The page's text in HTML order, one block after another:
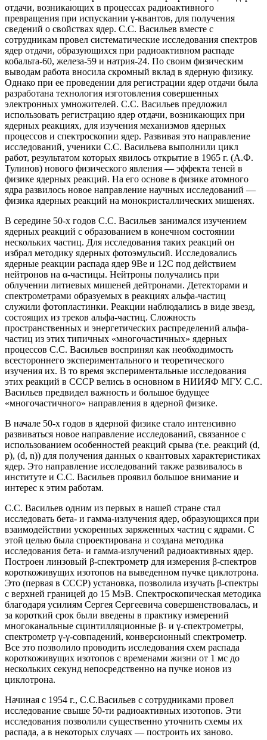
отдачи, возникающих в процессах радиоактивного
превращения при испускании γ-квантов, для получения
сведений о свойствах ядер. С.С. Васильев вместе с
сотрудникам провел систематические исследования спектров
ядер отдачи, образующихся при радиоактивном распаде
кобальта-60, железа-59 и натрия-24. По своим физическим
выводам работа вносила скромный вклад в ядерную физику.
Однако при ее проведении для регистрации ядер отдачи была
разработана технология изготовления совершенных
электронных умножителей. С.С. Васильев предложил
использовать регистрацию ядер отдачи, возникающих при
ядерных реакциях, для изучения механизмов ядерных
процессов и спектроскопии ядер. Развивая это направление
исследований, ученики С.С. Васильева выполнили цикл
работ, результатом которых явилось открытие в 1965 г. (А.Ф.
Тулинов) нового физического явления — эффекта теней в
физике ядерных реакций. На его основе в физике атомного
ядра развилось новое направление научных исследований —
физика ядерных реакций на монокристаллических мишенях.
В середине 50-х годов С.С. Васильев занимался изучением
ядерных реакций с образованием в конечном состоянии
нескольких частиц. Для исследования таких реакций он
избрал методику ядерных фотоэмульсий. Исследовались
ядерные реакции распада ядер 9Ве и 12С под действием
нейтронов на α-частицы. Нейтроны получались при
облучении литиевых мишеней дейтронами. Детекторами и
спектрометрами образуемых в реакциях альфа-частиц
служили фотопластинки. Реакции наблюдались в виде звезд,
состоящих из треков альфа-частиц. Сложность
пространственных и энергетических распределений альфа-
частиц из этих типичных «многочастичных» ядерных
процессов С.С. Васильев воспринял как необходимость
всестороннего экспериментального и теоретического
изучения их. В то время экспериментальные исследования
этих реакций в СССР велись в основном в НИИЯФ МГУ. С.С.
Васильев предвидел важность и большое будущее
«многочастичного» направления в ядерной физике.
В начале 50-х годов в ядерной физике стало интенсивно
развиваться новое направление исследований, связанное с
использованием особенностей реакций срыва (т.е. реакций (d,
р), (d, n)) для получения данных о квантовых характеристиках
ядер. Это направление исследований также развивалось в
институте и С.С. Васильев проявил большое внимание и
интерес к этим работам.
С.С. Васильев одним из первых в нашей стране стал
исследовать бета- и гамма-излучения ядер, образующихся при
взаимодействии ускоренных заряженных частиц с ядрами. С
этой целью была спроектирована и создана методика
исследования бета- и гамма-излучений радиоактивных ядер.
Построен линзовый β-спектрометр для измерения β-спектров
короткоживущих изотопов на выведенном пучке циклотрона.
Это (первая в СССР) установка, позволила изучать β-спектры
с верхней границей до 15 МэВ. Спектроскопическая методика
благодаря усилиям Сергея Сергеевича совершенствовалась, и
за короткий срок были введены в практику измерений
многоканальные сцинтилляционные β- и γ-спектрометры,
спектрометр γ-γ-совпадений, конверсионный спектрометр.
Все это позволило проводить исследования схем распада
короткоживущих изотопов с временами жизни от 1 мс до
нескольких секунд непосредственно на пучке ионов из
циклотрона.
Начиная с 1954 г., С.С.Васильев с сотрудниками провел
исследование свыше 50-ти радиоактивных изотопов. Эти
исследования позволили существенно уточнить схемы их
распада, а в некоторых случаях — построить их заново.